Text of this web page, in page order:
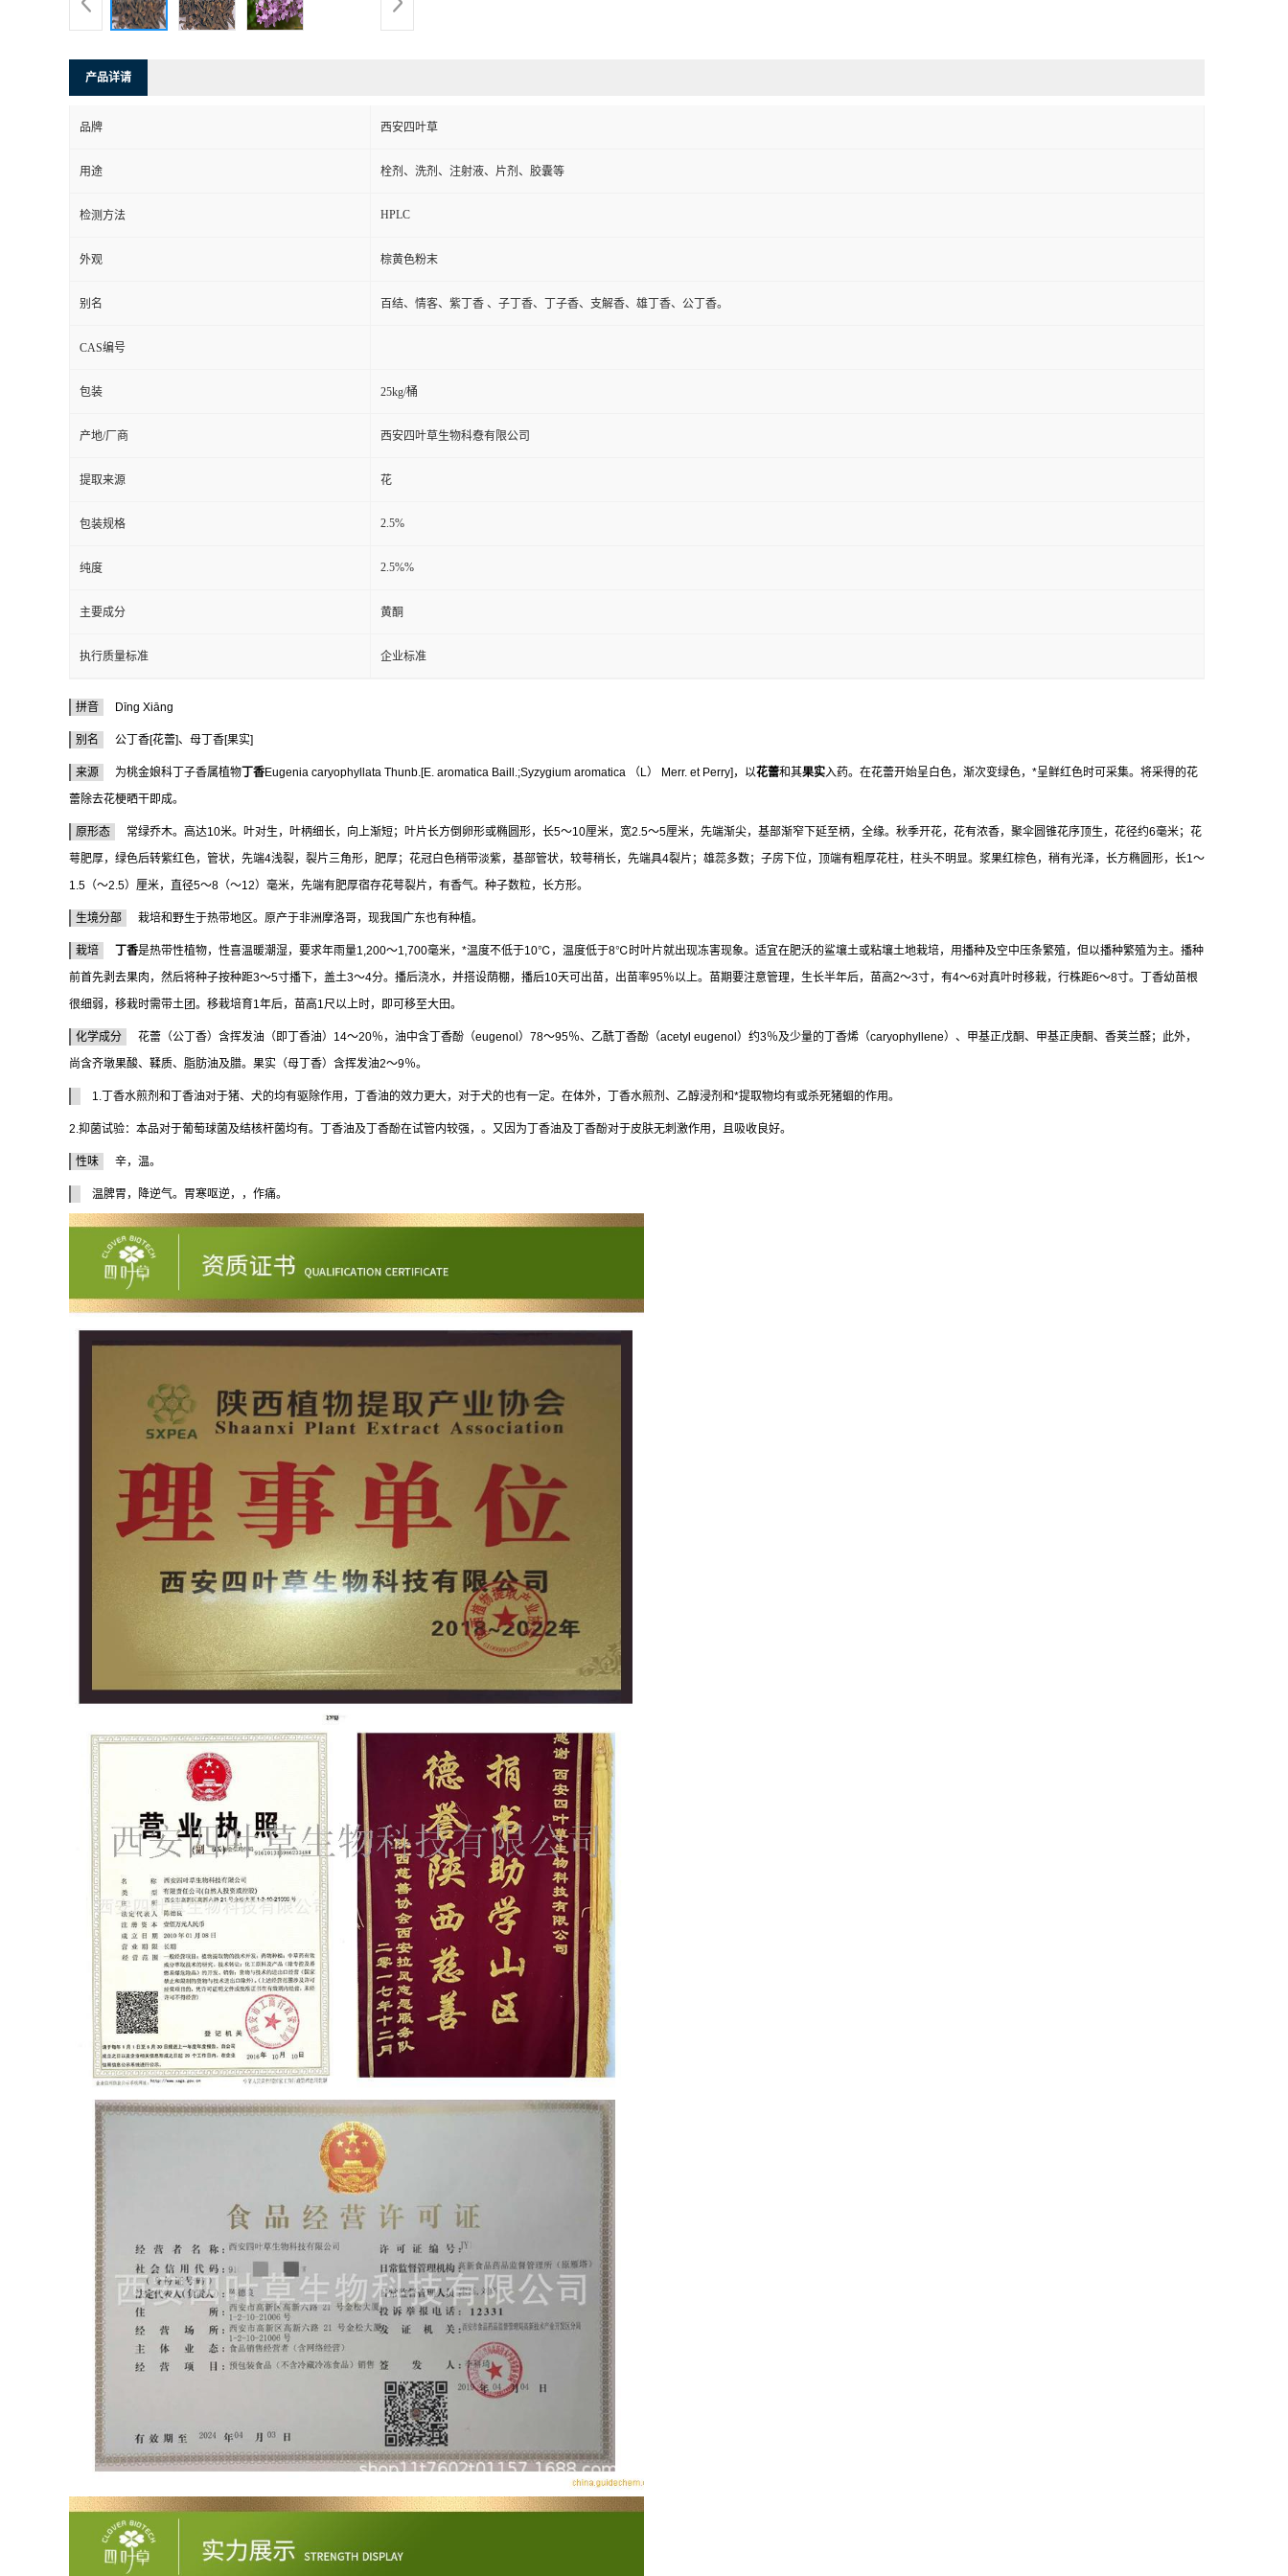
产品详请
品牌 西安四叶草
用途 栓剂、洗剂、注射液、片剂、胶囊等
检测方法 HPLC
外观 棕黄色粉末
别名 百结、情客、紫丁香 、子丁香、丁子香、支解香、雄丁香、公丁香。
CAS编号
包装 25kg/桶
产地/厂商 西安四叶草生物科憃有限公司
提取来源 花
包装规格 2.5%
纯度 2.5%%
主要成分 黄酮
执行质量标准 企业标准
拼音 Dīnɡ Xiānɡ
别名 公丁香[花蕾]、母丁香[果实]
来源 为桃金娘科丁子香属植物 丁香Eugenia caryophyllata Thunb.[E. aromatica Baill.;Syzygium aromatica （L） Merr. et Perry]，以花蕾和其果实入药。在花蕾开始呈白色，渐次变绿色，*呈鲜红色时可采集。将采得的花
蕾除去花梗晒干即成。
原形态
常绿乔木。高达10米。叶对生，叶柄细长，向上渐短；叶片长方倒卵形或椭圆形，长5～10厘米，宽2.5～5厘米，先端渐尖，基部渐窄下延至柄，全缘。秋季开花，花有浓香，聚伞圆锥花序顶生，花径约6毫米；花
萼肥厚，绿色后转紫红色，管状，先端4浅裂，裂片三角形，肥厚；花冠白色稍带淡紫，基部管状，较萼稍长，先端具4裂片；雄蕊多数；子房下位，顶端有粗厚花柱，柱头不明显。浆果红棕色，稍有光泽，长方椭圆形，长1～
1.5（～2.5）厘米，直径5～8（～12）毫米，先端有肥厚宿存花萼裂片，有香气。种子数粒，长方形。
生境分部 栽培和野生于热带地区。原产于非洲摩洛哥，现我国广东也有种植。
栽培 丁香是热带性植物，性喜温暖潮湿，要求年雨量1,200～1,700毫米，*温度不低于10℃，温度低于8℃时叶片就出现冻害现象。适宜在肥沃的鲨壤土或粘壤土地栽培，用播种及空中压条繁殖，但以播种繁殖为主。播种
前首先剥去果肉，然后将种子按种距3～5寸播下，盖土3～4分。播后浇水，并搭设荫棚，播后10天可出苗，出苗率95％以上。苗期要注意管理，生长半年后，苗高2～3寸，有4～6对真叶时移栽，行株距6～8寸。丁香幼苗根
很细弱，移栽时需带土团。移栽培育1年后，苗高1尺以上时，即可移至大田。
化学成分
花蕾（公丁香）含挥发油（即丁香油）14～20％，油中含丁香酚（eugenol）78～95％、乙酰丁香酚（acetyl eugenol）约3％及少量的丁香烯（caryophyllene）、甲基正戊酮、甲基正庚酮、香荚兰醛；此外，
尚含齐墩果酸、鞣质、脂肪油及腊。果实（母丁香）含挥发油2～9％。
1.丁香水煎剂和丁香油对于猪、犬的均有驱除作用，丁香油的效力更大，对于犬的也有一定。在体外，丁香水煎剂、乙醇浸剂和*提取物均有或杀死猪蛔的作用。
2.抑菌试验：本品对于葡萄球菌及结核杆菌均有。丁香油及丁香酚在试管内较强，。又因为丁香油及丁香酚对于皮肤无刺激作用，且吸收良好。
性味 辛，温。
温脾胃，降逆气。胃寒呕逆，，作痛。